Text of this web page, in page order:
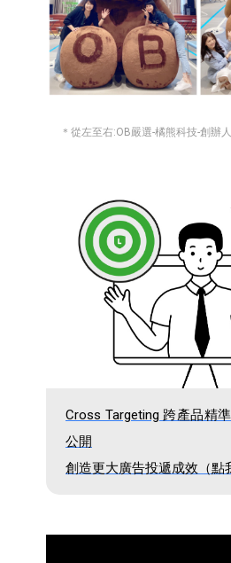
＊從左至右:OB嚴選-橘熊科技-創辦
Cross Targeting 跨產品精
公開
創造更大廣告投遞成效（點